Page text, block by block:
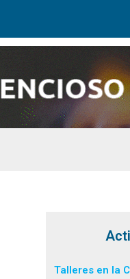
Talleres en la